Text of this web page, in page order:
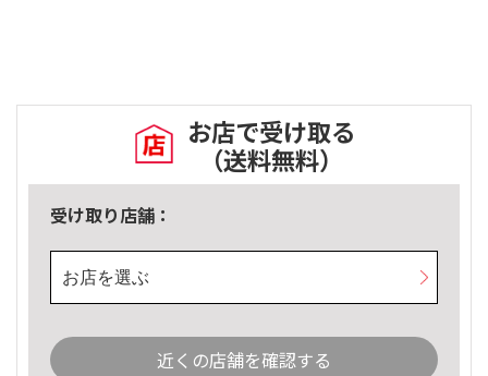
お店で受け取る
（送料無料）
受け取り店舗：
お店を選ぶ
近くの店舗を確認する